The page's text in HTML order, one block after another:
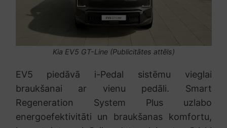
Kia EV5 GT-Line (Publicitātes attēls)
EV5 piedāvā i-Pedal sistēmu vieglai
braukšanai ar vienu pedāli. Smart
Regeneration System Plus uzlabo
energoefektivitāti un braukšanas komfortu,